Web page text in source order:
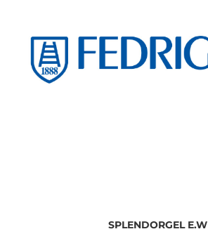
SPLENDORGEL E.W